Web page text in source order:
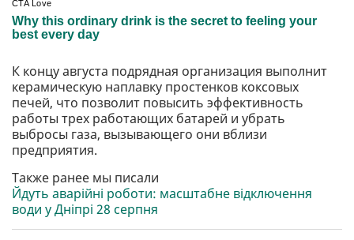
К концу августа подрядная организация выполнит
керамическую наплавку простенков коксовых
печей, что позволит повысить эффективность
работы трех работающих батарей и убрать
выбросы газа, вызывающего они вблизи
предприятия.
Также ранее мы писали
Йдуть аварійні роботи: масштабне відключення
води у Дніпрі 28 серпня